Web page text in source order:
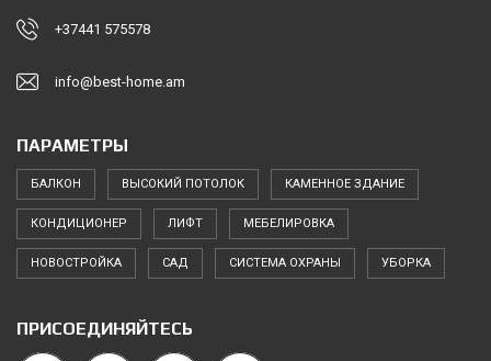
+37441 575578
info@best-home.am
ПАРАМЕТРЫ
БАЛКОН ВЫСОКИЙ ПОТОЛОК КАМЕННОЕ ЗДАНИЕ
КОНДИЦИОНЕР ЛИФТ МЕБЕЛИРОВКА
НОВОСТРОЙКА САД СИСТЕМА ОХРАНЫ УБОРКА
ПРИСОЕДИНЯЙТЕСЬ